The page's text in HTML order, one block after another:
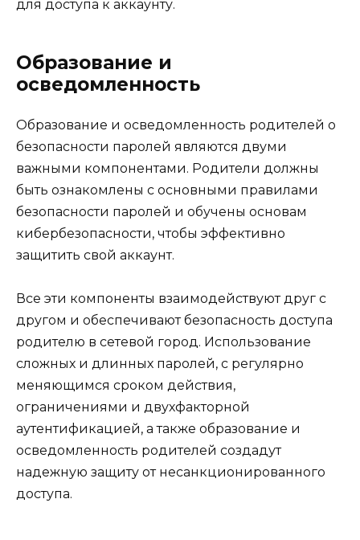
для доступа к аккаунту.
Образование и
осведомленность
Образование и осведомленность родителей о
безопасности паролей являются двуми
важными компонентами. Родители должны
быть ознакомлены с основными правилами
безопасности паролей и обучены основам
кибербезопасности, чтобы эффективно
защитить свой аккаунт.
Все эти компоненты взаимодействуют друг с
другом и обеспечивают безопасность доступа
родителю в сетевой город. Использование
сложных и длинных паролей, с регулярно
меняющимся сроком действия,
ограничениями и двухфакторной
аутентификацией, а также образование и
осведомленность родителей создадут
надежную защиту от несанкционированного
доступа.